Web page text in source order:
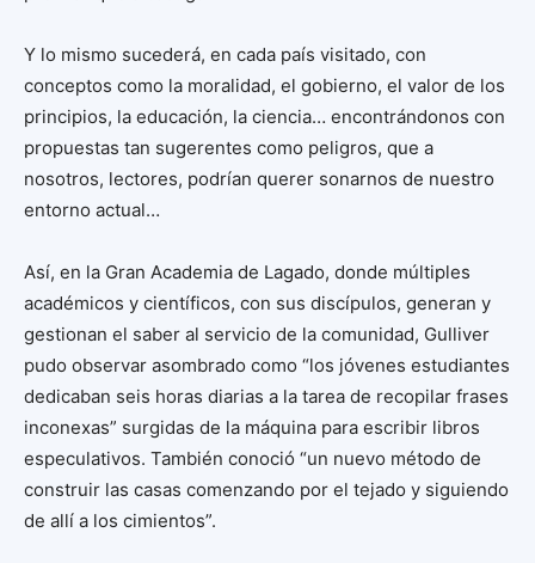
Y lo mismo sucederá, en cada país visitado, con
conceptos como la moralidad, el gobierno, el valor de los
principios, la educación, la ciencia… encontrándonos con
propuestas tan sugerentes como peligros, que a
nosotros, lectores, podrían querer sonarnos de nuestro
entorno actual…
Así, en la Gran Academia de Lagado, donde múltiples
académicos y científicos, con sus discípulos, generan y
gestionan el saber al servicio de la comunidad, Gulliver
pudo observar asombrado como “los jóvenes estudiantes
dedicaban seis horas diarias a la tarea de recopilar frases
inconexas” surgidas de la máquina para escribir libros
especulativos. También conoció “un nuevo método de
construir las casas comenzando por el tejado y siguiendo
de allí a los cimientos”.